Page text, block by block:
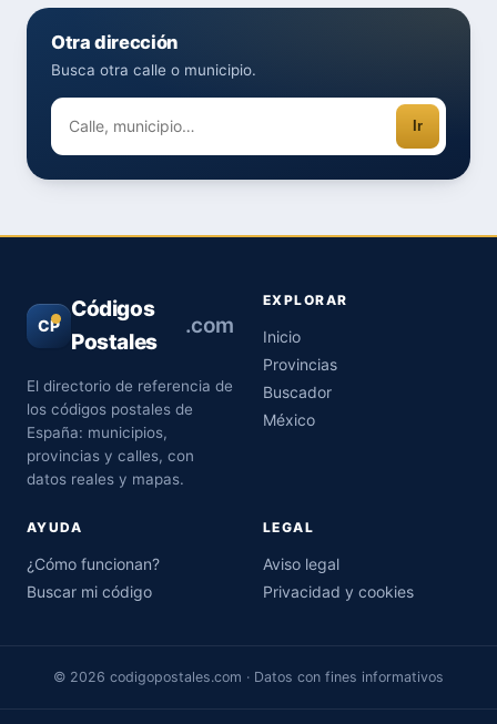
Otra dirección
Busca otra calle o municipio.
Ir
CP
Códigos
Postales
.com
El directorio de referencia de
los códigos postales de
España: municipios,
provincias y calles, con
datos reales y mapas.
EXPLORAR
Inicio
Provincias
Buscador
México
AYUDA
¿Cómo funcionan?
Buscar mi código
LEGAL
Aviso legal
Privacidad y cookies
© 2026 codigopostales.com · Datos con fines informativos